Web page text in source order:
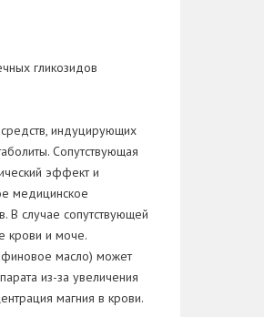
гликозидов
индуцирующих
Сопутствующая
эффект и
медицинское
В случае сопутствующей
крови и моче.
масло) может
из-за увеличения
магния в крови.